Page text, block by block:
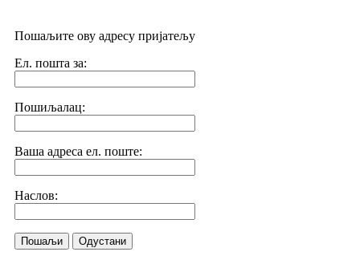
Пошаљите ову адресу пријатељу
Ел. пошта за:
Пошиљалац:
Ваша адреса ел. поште:
Наслов:
Пошаљи Одустани